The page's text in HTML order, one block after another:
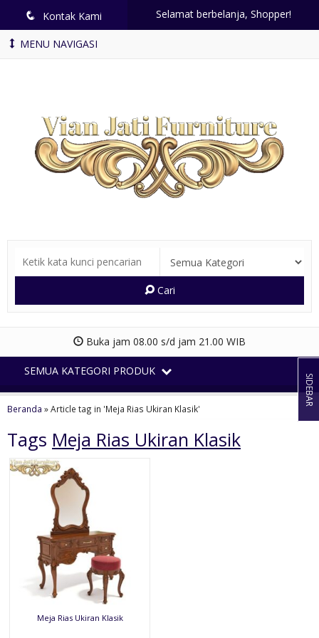
q Kontak Kami Selamat berbelanja, Shopper!
MENU NAVIGASI
Cari
Buka jam 08.00 s/d jam 21.00 WIB
SEMUA KATEGORI PRODUK
Beranda »Article tag in 'Meja Rias Ukiran Klasik'
Tags Meja Rias Ukiran Klasik
Meja Rias Ukiran Klasik
SIDEBAR